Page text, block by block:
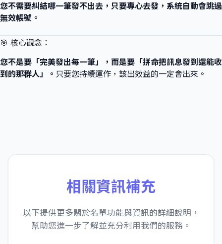
您不需要糾結哪一筆發不出去，只要專心去發，系統自動會跳過
無效帳號。
🎯 核心觀念：
您不是要「完美發出每一筆」，而是要「拼命把訊息發到還能收
到的那群人」。 只要您持續運作，該出效益的一定會出來。
相關資訊補充
以下提供更多關於名單功能與資訊的詳細說明，
幫助您進一步了解並充分利用我們的服務。